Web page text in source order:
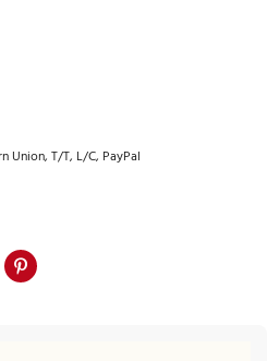
Union, T/T, L/C, PayPal